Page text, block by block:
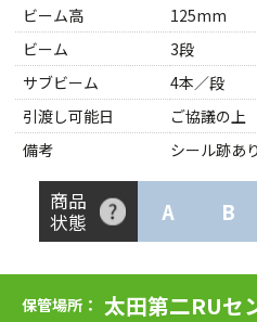
ビーム高
125mm
ビーム
3段
サブビーム
4本／段
引渡し可能日
ご協議の上
備考
シール跡あり
商品
状態
A B
保管場所： 太田第二RUセ